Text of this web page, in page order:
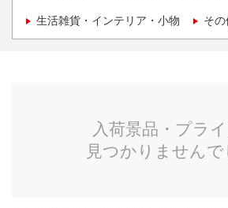
生活雑貨・インテリア・小物 そ